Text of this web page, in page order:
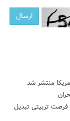
منتشر شد
فرصت تربیتی تبدیل